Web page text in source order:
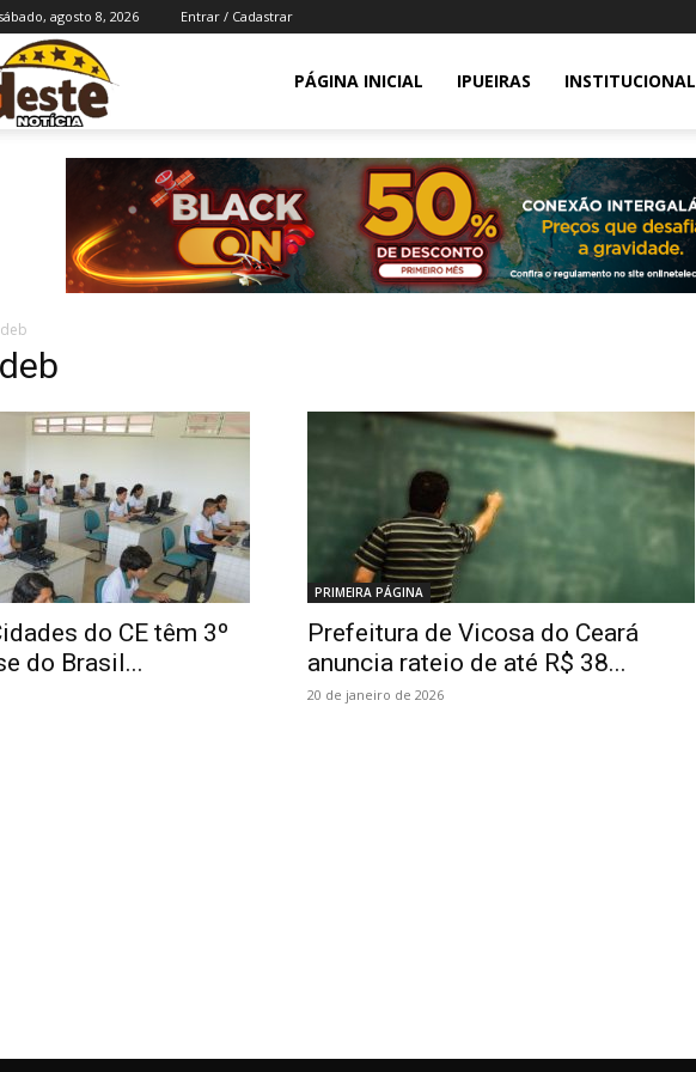
sábado, agosto 8, 2026 Entrar / Cadastrar
Notícia
PÁGINA INICIAL IPUEIRAS INSTITUCIONAL
do CE têm 3º
do Brasil...
PRIMEIRA PÁGINA
Prefeitura de Vicosa do Ceará
anuncia rateio de até R$ 38...
20 de janeiro de 2026